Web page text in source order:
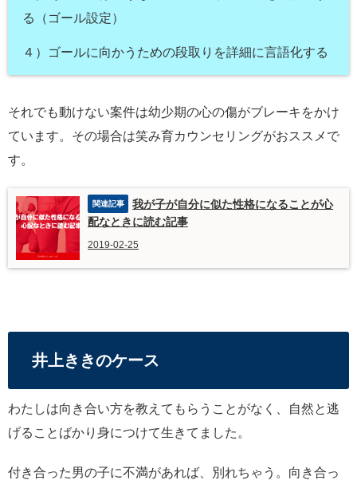
る（ゴール設定）
４）ゴールに向かうための段取りを詳細に言語化する
それでも動けない案件は幼少期の心の傷がブレーキをかけ
ています。その場合は笑み育カウンセリングがおススメで
す。
我が子が自分に似た性格になることが心
配なときに読む記事
2019-02-25
井上ききのケース
わたしは向き合い方を教えてもらうことがなく、自然と逃
げることばかり身につけて生きてました。
付き合った男の子に不満があれば、別れちゃう。向き合っ